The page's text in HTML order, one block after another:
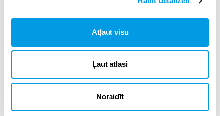
Atļaut visu
Ļaut atlasi
Noraidīt
“Jauno satiksmes dalībnieku forums” skolēnus visā
Latvijā pulcēs jau 30. reizi!
dzimenīte un ļauj vaļu īstam fantāzijas lidojumam!
15.04.2025 10:2443